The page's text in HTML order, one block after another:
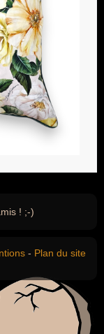
! ;-)
- Plan du site